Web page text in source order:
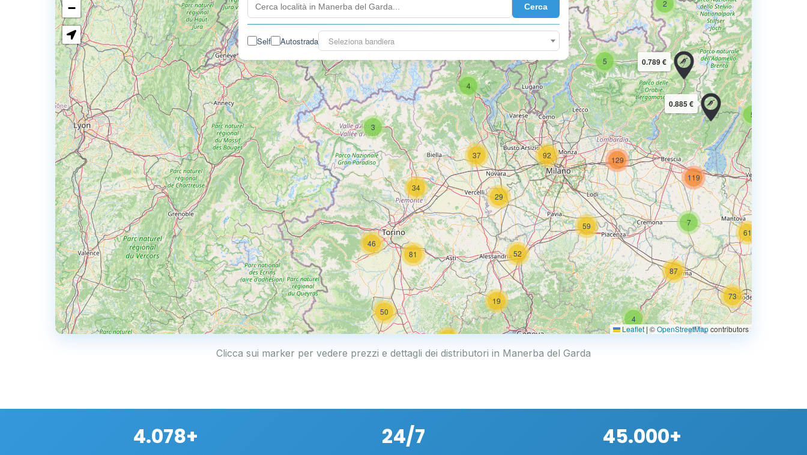
Cerca
Self Autostrada Seleziona bandiera
34
3
37
2
46
50
29
19
52
81
5
4
87
4
5
92
59 7
129
119
61
73
0.885 €
0.789 €
0.769 €
−
Leaflet | ©OpenStreetMapcontributors
Clicca sui marker per vedere prezzi e dettagli dei distributori in Manerba del Garda
4.078+ 24/7 45.000+